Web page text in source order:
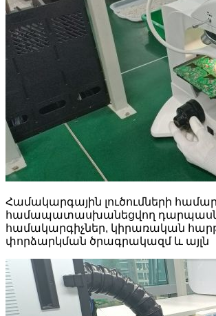
Համակարգային լուծումների համար
համապատասխանեցվող
համակարգիչներ, կիրառական
փորձարկման ծրագրակազմ և այլն